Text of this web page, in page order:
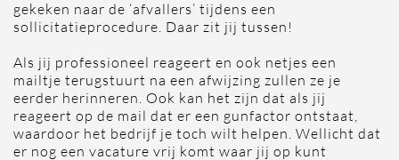
gekeken naar de ‘afvallers’ tijdens een
sollicitatieprocedure. Daar zit jij tussen!
Als jij professioneel reageert en ook netjes een
mailtje terugstuurt na een afwijzing zullen ze je
eerder herinneren. Ook kan het zijn dat als jij
reageert op de mail dat er een gunfactor ontstaat,
waardoor het bedrijf je toch wilt helpen. Wellicht dat
er nog een vacature vrij komt waar jij op kunt